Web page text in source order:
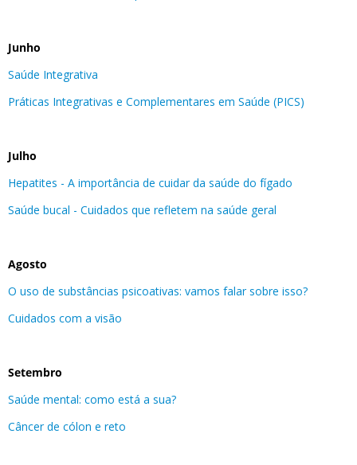
Junho
Saúde Integrativa
Práticas Integrativas e Complementares em Saúde (PICS)
Julho
Hepatites - A importância de cuidar da saúde do fígado
Saúde bucal - Cuidados que refletem na saúde geral
Agosto
O uso de substâncias psicoativas: vamos falar sobre isso?
Cuidados com a visão
Setembro
Saúde mental: como está a sua?
Câncer de cólon e reto